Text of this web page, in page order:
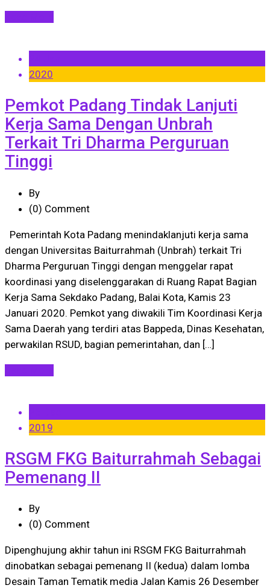
2020
Pemkot Padang Tindak Lanjuti
Kerja Sama Dengan Unbrah
Terkait Tri Dharma Perguruan
Tinggi
By
(0) Comment
Pemerintah Kota Padang menindaklanjuti kerja sama
dengan Universitas Baiturrahmah (Unbrah) terkait Tri
Dharma Perguruan Tinggi dengan menggelar rapat
koordinasi yang diselenggarakan di Ruang Rapat Bagian
Kerja Sama Sekdako Padang, Balai Kota, Kamis 23
Januari 2020. Pemkot yang diwakili Tim Koordinasi Kerja
Sama Daerah yang terdiri atas Bappeda, Dinas Kesehatan,
perwakilan RSUD, bagian pemerintahan, dan […]
2019
RSGM FKG Baiturrahmah Sebagai
Pemenang II
By
(0) Comment
Dipenghujung akhir tahun ini RSGM FKG Baiturrahmah
dinobatkan sebagai pemenang II (kedua) dalam lomba
Desain Taman Tematik media Jalan Kamis 26 Desember